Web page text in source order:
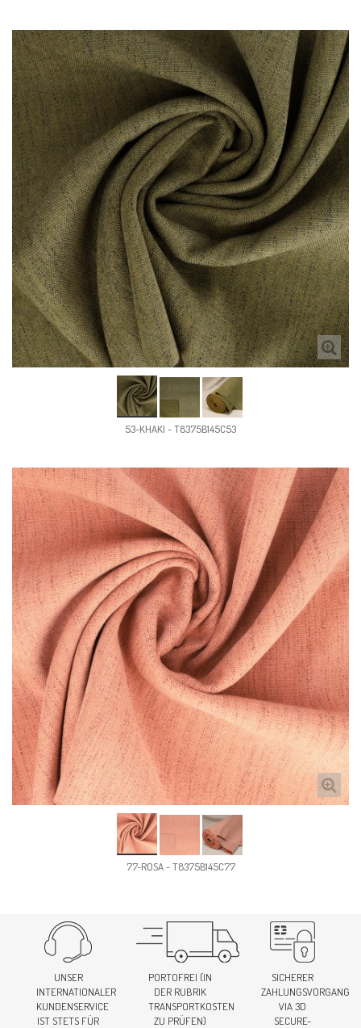
53-KHAKI - T8375B145C53
77-ROSA - T8375B145C77
UNSER
INTERNATIONALER
KUNDENSERVICE
IST STETS FÜR
PORTOFREI (IN
DER RUBRIK
TRANSPORTKOSTEN
ZU PRÜFEN)
SICHERER
ZAHLUNGSVORGANG
VIA 3D
SECURE-